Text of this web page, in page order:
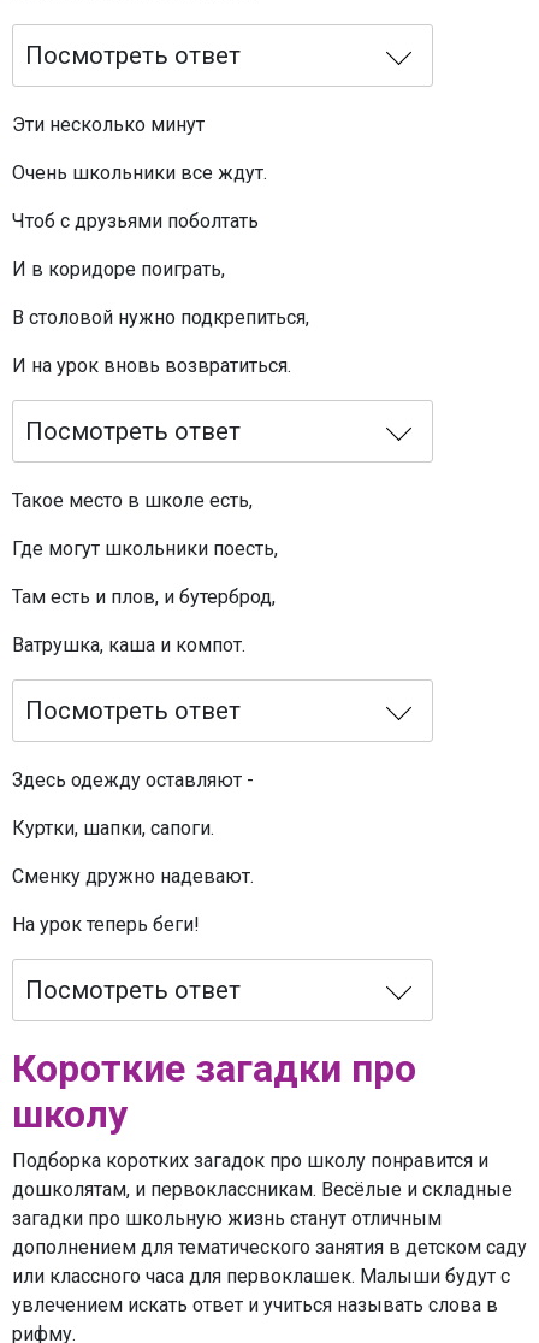
Посмотреть ответ
Эти несколько минут
Очень школьники все ждут.
Чтоб с друзьями поболтать
И в коридоре поиграть,
В столовой нужно подкрепиться,
И на урок вновь возвратиться.
Посмотреть ответ
Такое место в школе есть,
Где могут школьники поесть,
Там есть и плов, и бутерброд,
Ватрушка, каша и компот.
Посмотреть ответ
Здесь одежду оставляют -
Куртки, шапки, сапоги.
Сменку дружно надевают.
На урок теперь беги!
Посмотреть ответ
Короткие загадки про
школу
Подборка коротких загадок про школу понравится и
дошколятам, и первоклассникам. Весёлые и складные
загадки про школьную жизнь станут отличным
дополнением для тематического занятия в детском саду
или классного часа для первоклашек. Малыши будут с
увлечением искать ответ и учиться называть слова в
рифму.